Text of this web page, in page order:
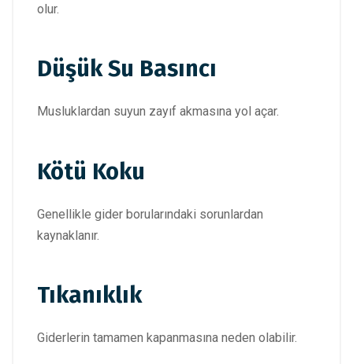
olur.
Düşük Su Basıncı
Musluklardan suyun zayıf akmasına yol açar.
Kötü Koku
Genellikle gider borularındaki sorunlardan
kaynaklanır.
Tıkanıklık
Giderlerin tamamen kapanmasına neden olabilir.